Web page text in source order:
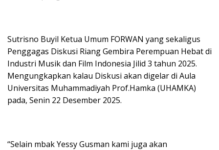
Sutrisno Buyil Ketua Umum FORWAN yang sekaligus
Penggagas Diskusi Riang Gembira Perempuan Hebat di
Industri Musik dan Film Indonesia Jilid 3 tahun 2025.
Mengungkapkan kalau Diskusi akan digelar di Aula
Universitas Muhammadiyah Prof.Hamka (UHAMKA)
pada, Senin 22 Desember 2025.
“Selain mbak Yessy Gusman kami juga akan